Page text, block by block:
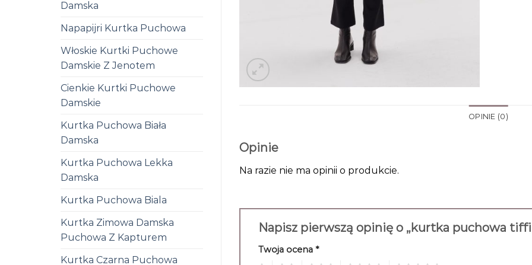
Damska
Napapijri Kurtka Puchowa
Włoskie Kurtki Puchowe
Damskie Z Jenotem
Cienkie Kurtki Puchowe
Damskie
Kurtka Puchowa Biała
Damska
Kurtka Puchowa Lekka
Damska
Kurtka Puchowa Biala
Kurtka Zimowa Damska
Puchowa Z Kapturem
Kurtka Czarna Puchowa
OPINIE (0)
Opinie
Na razie nie ma opinii o produkcie.
Napisz pierwszą opinię o „kurtka puchowa
Twoja ocena *